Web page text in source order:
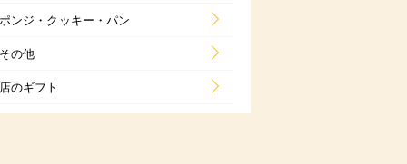
ンジ・クッキー・パン
の他
のギフト